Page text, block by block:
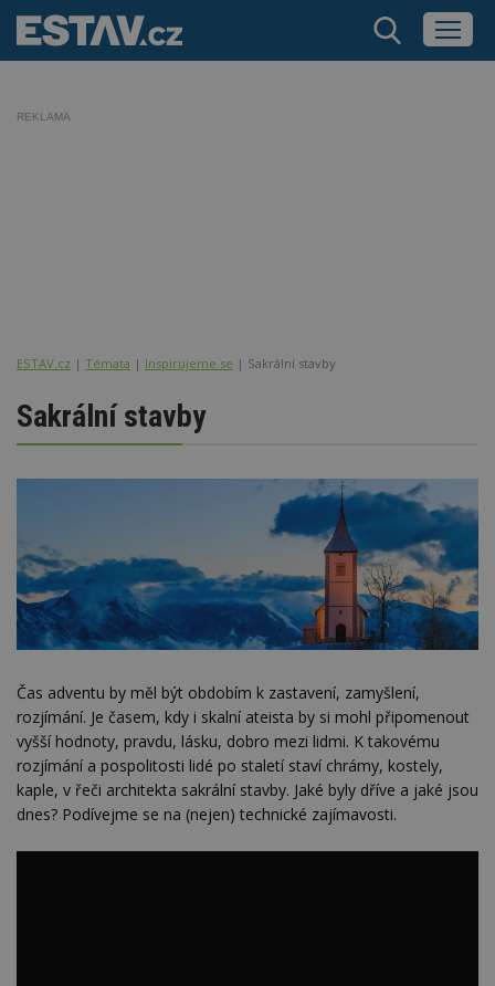
REKLAMA
ESTAV.cz Témata Inspirujeme se Sakrální stavby
Sakrální stavby
Čas adventu by měl být obdobím k zastavení, zamyšlení,
rozjímání. Je časem, kdy i skalní ateista by si mohl připomenout
vyšší hodnoty, pravdu, lásku, dobro mezi lidmi. K takovému
rozjímání a pospolitosti lidé po staletí staví chrámy, kostely,
kaple, v řeči architekta sakrální stavby. Jaké byly dříve a jaké jsou
dnes? Podívejme se na (nejen) technické zajímavosti.